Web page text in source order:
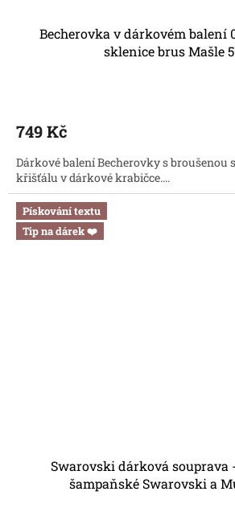
Becherovka v dárkovém balení
sklenice brus Mašle
je
z
5
hvězdiček.
749 Kč
Dárkové balení Becherovky s broušenou
křišťálu v dárkové krabičce....
Pískování textu
Tip na dárek ❤️
Swarovski dárková souprava
šampaňské Swarovski a